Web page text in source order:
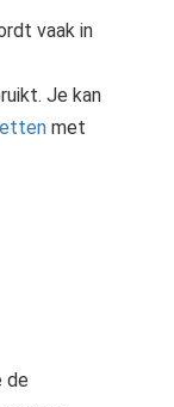
vaak in
Je kan
met
de